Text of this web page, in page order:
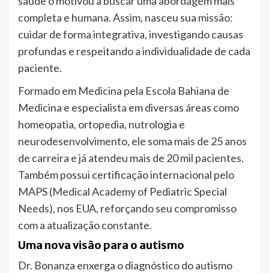
completa e humana. Assim, nasceu sua missão:
cuidar de forma integrativa, investigando causas
profundas e respeitando a individualidade de cada
paciente.
Formado em Medicina pela Escola Bahiana de
Medicina e especialista em diversas áreas como
homeopatia, ortopedia, nutrologia e
neurodesenvolvimento, ele soma mais de 25 anos
de carreira e já atendeu mais de 20 mil pacientes.
Também possui certificação internacional pelo
MAPS (Medical Academy of Pediatric Special
Needs), nos EUA, reforçando seu compromisso
com a atualização constante.
Uma nova visão para o autismo
Dr. Bonanza enxerga o diagnóstico do autismo